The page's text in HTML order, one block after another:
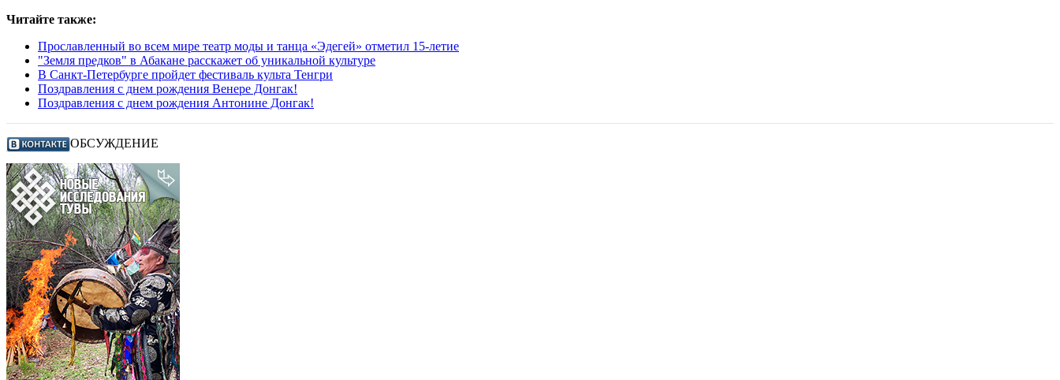
Читайте также:
Прославленный во всем мире театр моды и танца «Эдегей» отметил 15-летие
"Земля предков" в Абакане расскажет об уникальной культуре
В Санкт-Петербурге пройдет фестиваль культа Тенгри
Поздравления с днем рождения Венере Донгак!
Поздравления с днем рождения Антонине Донгак!
ОБСУЖДЕНИЕ